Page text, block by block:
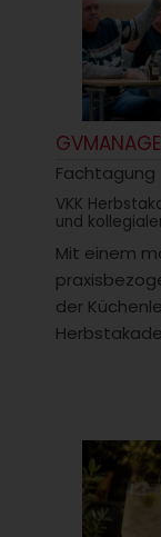
Fachtagung
VKK
und
Mit einem
der